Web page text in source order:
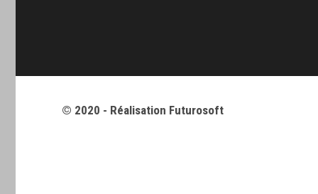
© 2020 - Réalisation Futurosoft